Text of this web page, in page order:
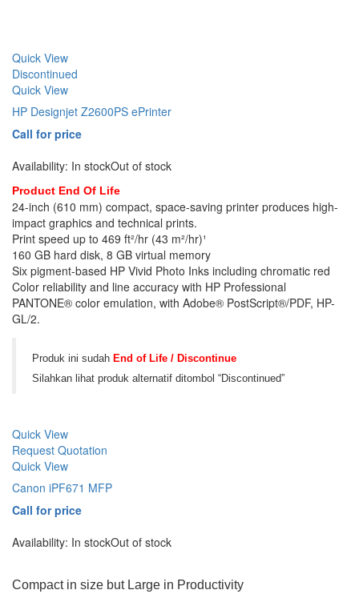
Quick View
Discontinued
Quick View
HP Designjet Z2600PS ePrinter
Call for price
Availability: In stockOut of stock
Product End Of Life
24-inch (610 mm) compact, space-saving printer produces high-
impact graphics and technical prints.
Print speed up to 469 ft²/hr (43 m²/hr)¹
160 GB hard disk, 8 GB virtual memory
Six pigment-based HP Vivid Photo Inks including chromatic red
Color reliability and line accuracy with HP Professional
PANTONE® color emulation, with Adobe® PostScript®/PDF, HP-
GL/2.
Produk ini sudah End of Life / Discontinue
Silahkan lihat produk alternatif ditombol “Discontinued”
Quick View
Request Quotation
Quick View
Canon iPF671 MFP
Call for price
Availability: In stockOut of stock
Compact in size but Large in Productivity